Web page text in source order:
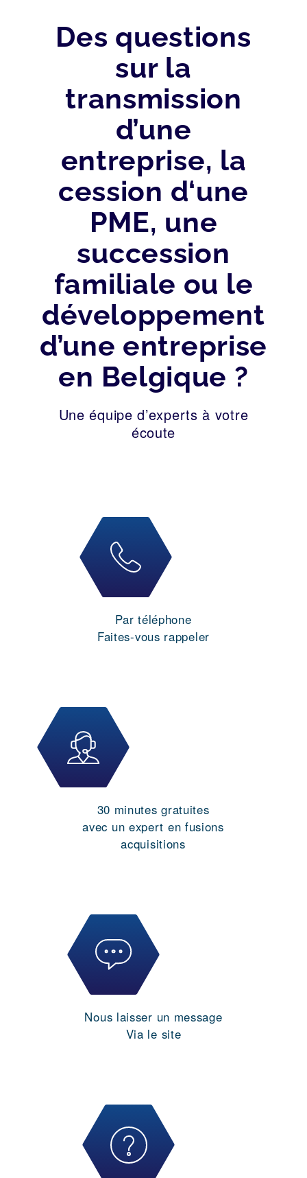
Des questions
sur la
transmission
d’une
entreprise, la
cession d‘une
PME, une
succession
familiale ou le
développement
d’une entreprise
en Belgique ?
Une équipe d’experts à votre
écoute
Par téléphone
Faites-vous rappeler
30 minutes gratuites
avec un expert en fusions
acquisitions
Nous laisser un message
Via le site